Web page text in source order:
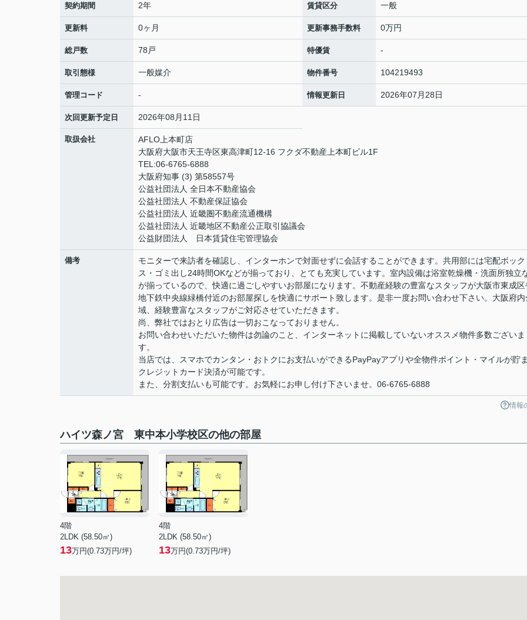
契約期間 2年 賃貸区分 一般
更新料 0ヶ月 更新事務手数料 0万円
総戸数 78戸 特優賃 -
取引態様 一般媒介 物件番号 104219493
管理コード - 情報更新日 2026年07月28日
次回更新予定日 2026年08月11日
取扱会社
AFLO上本町店
大阪府大阪市天王寺区東高津町12-16 フクダ不動産上本町ビル1F
TEL:06-6765-6888
大阪府知事 (3) 第58557号
公益社団法人 全日本不動産協会
公益社団法人 不動産保証協会
公益社団法人 近畿圏不動産流通機構
公益社団法人 近畿地区不動産公正取引協議会
公益財団法人 日本賃貸住宅管理協会
備考
モニターで来訪者を確認し、インターホンで対面せずに会話することができます。共用部には宅配ボック
ス・ゴミ出し24時間OKなどが揃っており、とても充実しています。室内設備は浴室乾燥機・洗面所独立
が揃っているので、快適に過ごしやすいお部屋になります。不動産経験の豊富なスタッフが大阪市東成区
地下鉄中央線緑橋付近のお部屋探しを快適にサポート致します。是非一度お問い合わせ下さい。大阪府内
域、経験豊富なスタッフがご対応させていただきます。
尚、弊社ではおとり広告は一切おこなっておりません。
お問い合わせいただいた物件は勿論のこと、インターネットに掲載していないオススメ物件多数ございま
す。
当店では、スマホでカンタン・おトクにお支払いができるPayPayアプリや全物件ポイント・マイルが貯
クレジットカード決済が可能です。
また、分割支払いも可能です。お気軽にお申し付け下さいませ。06-6765-6888
情報
ハイツ森ノ宮 東中本小学校区の他の部屋
4階
2LDK (58.50㎡)
13万円(0.73万円/坪)
4階
2LDK (58.50㎡)
13万円(0.73万円/坪)